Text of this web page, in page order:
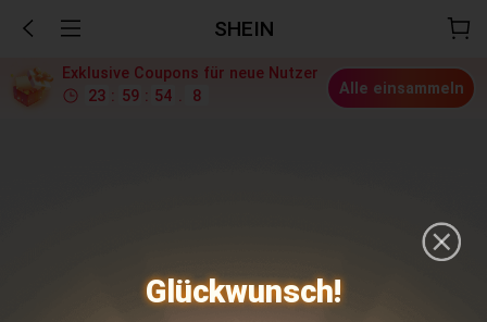
SHEIN
Exklusive Coupons für neue Nutzer
23 : 59 : 54 6 Alle einsammeln
Glückwunsch!